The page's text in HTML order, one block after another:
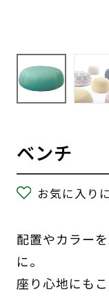
ベンチ
お気に入り
配置やカラー
に。
座り心地にも